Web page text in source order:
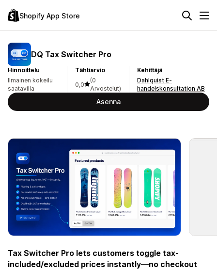
Shopify App Store
DQ Tax Switcher Pro
Hinnoittelu
Ilmainen kokeilu
saatavilla
Tähtiarvio
0,0
(0
Arvostelut)
Kehittäjä
Dahlquist E-
handelskonsultation AB
Asenna
Tax Switcher Pro lets customers toggle tax-
included/excluded prices instantly—no checkout